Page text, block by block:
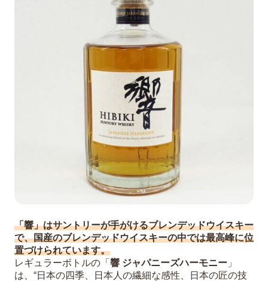
「響」はサントリーが手がけるブレンデッドウイスキー
で、国産のブレンデッドウイスキーの中では最高峰に位
置づけられています。
レギュラーボトルの「響 ジャパニーズハーモニー 」
は、“日本の四季、日本人の繊細な感性、日本の匠の技